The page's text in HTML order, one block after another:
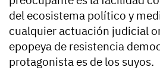
del ecosistema político y
cualquier actuación judicial
epopeya de resistencia
protagonista es de los suyos.